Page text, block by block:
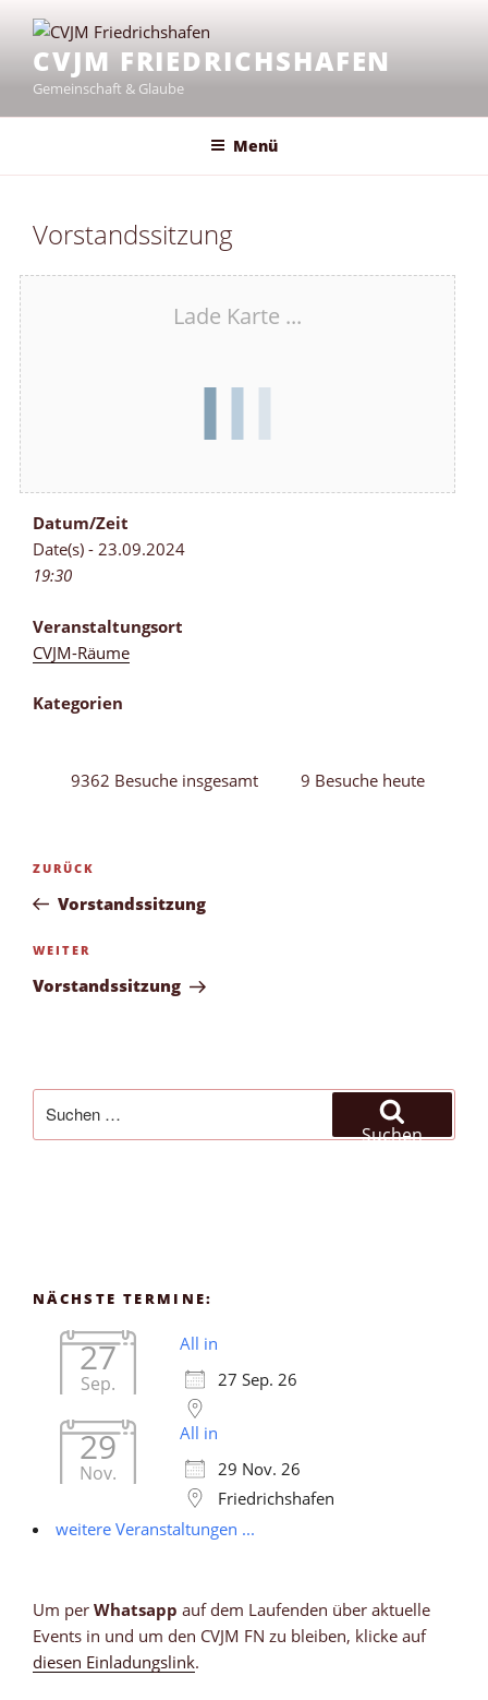
Inhalt
springenCVJM FRIEDRICHSHAFEN
Gemeinschaft & Glaube
Menü
Vorstandssitzung
Lade Karte ...
Datum/Zeit
Date(s) - 23.09.2024
19:30
Veranstaltungsort
CVJM-Räume
Kategorien
9362 Besuche insgesamt 9 Besuche heute
Beitragsnavigation
Vorheriger
Beitrag
ZURÜCK
Vorstandssitzung
Nächster
Beitrag
WEITER
Vorstandssitzung
nach:
Suchen
NÄCHSTE TERMINE:
27
Sep.
All in
27 Sep. 26
29
Nov.
All in
29 Nov. 26
Friedrichshafen
weitere Veranstaltungen ...
Um per Whatsapp auf dem Laufenden über aktuelle
Events in und um den CVJM FN zu bleiben, klicke auf
diesen Einladungslink.